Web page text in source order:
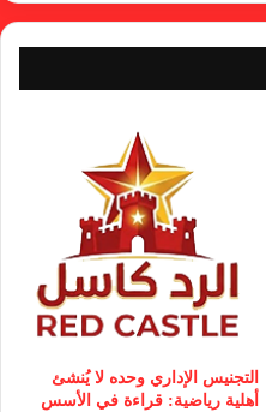
التجنيس الإداري وحده لا يُنشئ
أهلية رياضية: قراءة في الأسس